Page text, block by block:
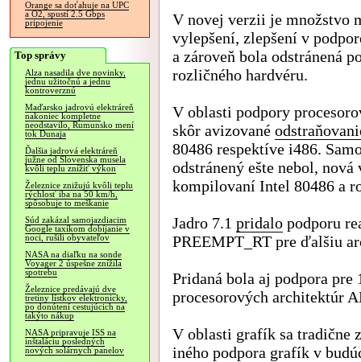
Orange sa doťahuje na UPC
a O2, spustí 2.5 Gbps
pripojenie
Top správy
Alza nasadila dve novinky,
jednu užitočnú a jednu
kontroverznú
Maďarsko jadrovú elektráreň
nakoniec kompletne
neodstavilo, Rumunsko mení
tok Dunaja
Ďalšia jadrová elektráreň
južne od Slovenska musela
kvôli teplu znížiť výkon
Železnice znižujú kvôli teplu
rýchlosť iba na 50 km/h,
spôsobuje to meškanie
Súd zakázal samojazdiacim
Google taxíkom dobíjanie v
noci, rušili obyvateľov
NASA na diaľku na sonde
Voyager 2 úspešne znížila
spotrebu
Železnice predávajú dve
tretiny lístkov elektronicky,
po donútení cestujúcich na
takýto nákup
NASA pripravuje ISS na
inštaláciu posledných
nových solárnych panelov
V novej verzii je množstvo
vylepšení, zlepšení v
a zároveň bola odstránená
rozličného hardvéru.
V oblasti podpory
skôr avizované
80486 respektíve i486.
odstránený ešte nebol,
kompilovaní Intel 80486 a
Jadro 7.1 pridalo podporu
PREEMPT_RT pre ďalšiu
Pridaná bola aj podpora
procesorových architektúr
V oblasti grafík sa tradične
iného podpora grafík v